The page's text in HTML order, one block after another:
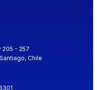
205 - 257
Chile